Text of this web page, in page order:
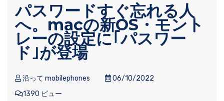
パスワードすぐ忘れる人
へ。macの新OS・モント
レーの設定に｢パスワー
ド｣が登場
沿って mobilephones
06/10/2022
1390 ビュー